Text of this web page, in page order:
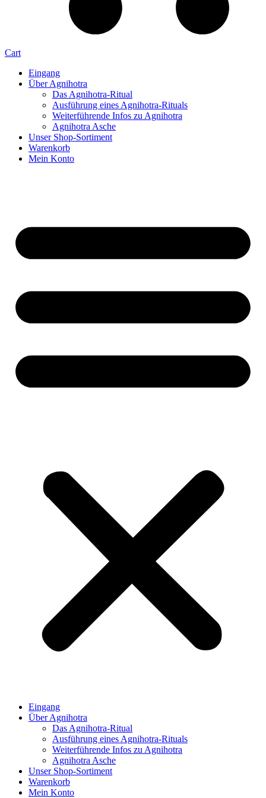
Cart
Eingang
Über Agnihotra
Das Agnihotra-Ritual
Ausführung eines Agnihotra-Rituals
Weiterführende Infos zu Agnihotra
Agnihotra Asche
Unser Shop-Sortiment
Warenkorb
Mein Konto
Eingang
Über Agnihotra
Das Agnihotra-Ritual
Ausführung eines Agnihotra-Rituals
Weiterführende Infos zu Agnihotra
Agnihotra Asche
Unser Shop-Sortiment
Warenkorb
Mein Konto